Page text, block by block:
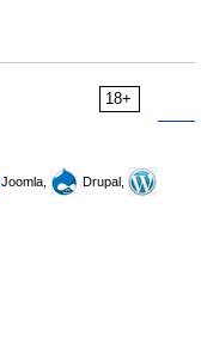
18+
Joomla,
Drupal,